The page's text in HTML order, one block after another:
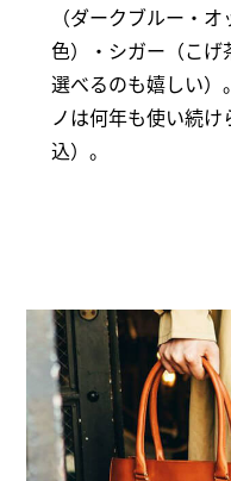
（ダークブルー・
色）・シガー（こげ
選べるのも嬉しい）
ノは何年も使い続
込）。